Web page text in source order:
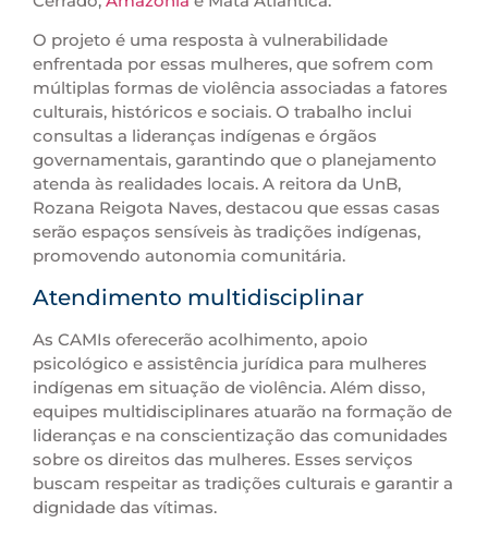
O projeto é uma resposta à vulnerabilidade
enfrentada por essas mulheres, que sofrem com
múltiplas formas de violência associadas a fatores
culturais, históricos e sociais. O trabalho inclui
consultas a lideranças indígenas e órgãos
governamentais, garantindo que o planejamento
atenda às realidades locais. A reitora da UnB,
Rozana Reigota Naves, destacou que essas casas
serão espaços sensíveis às tradições indígenas,
promovendo autonomia comunitária.
Atendimento multidisciplinar
As CAMIs oferecerão acolhimento, apoio
psicológico e assistência jurídica para mulheres
indígenas em situação de violência. Além disso,
equipes multidisciplinares atuarão na formação de
lideranças e na conscientização das comunidades
sobre os direitos das mulheres. Esses serviços
buscam respeitar as tradições culturais e garantir a
dignidade das vítimas.